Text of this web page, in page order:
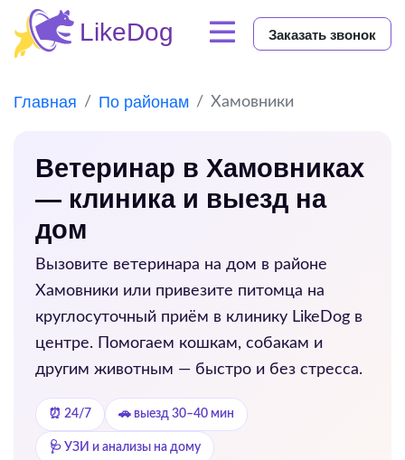
Заказать звонок
Главная По районам Хамовники
Ветеринар в Хамовниках
— клиника и выезд на
дом
Вызовите ветеринара на дом в районе
Хамовники или привезите питомца на
круглосуточный приём в клинику LikeDog в
центре. Помогаем кошкам, собакам и
другим животным — быстро и без стресса.
⏰ 24/7 🚗 выезд 30–40 мин
🩺 УЗИ и анализы на дому